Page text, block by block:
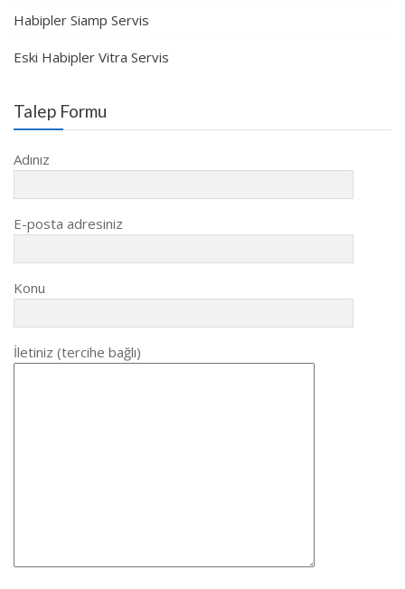
Habipler Siamp Servis
Eski Habipler Vitra Servis
Talep Formu
Adınız
E-posta adresiniz
Konu
İletiniz (tercihe bağlı)